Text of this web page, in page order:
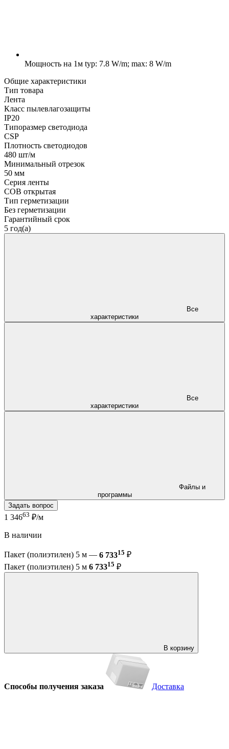
Мощность на 1м typ: 7.8 W/m; max: 8 W/m
Общие характеристики
Тип товара
Лента
Класс пылевлагозащиты
IP20
Типоразмер светодиода
CSP
Плотность светодиодов
480 шт/м
Минимальный отрезок
50 мм
Серия ленты
COB открытая
Тип герметизации
Без герметизации
Гарантийный срок
5 год(а)
характеристики
характеристики
программы
Задать вопрос
1 34663 ₽/м
В наличии
Пакет (полиэтилен) 5 м — 6 73315 ₽
Пакет (полиэтилен) 5 м 6 73315 ₽
В корзину
Способы получения заказа Доставка